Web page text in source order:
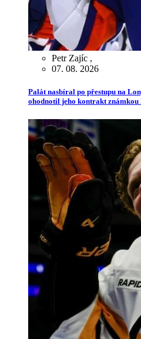
Petr Zajíc ,
07. 08. 2026
Palát nasbíral po přestupu na
ohodnotil jeho kontrakt známkou